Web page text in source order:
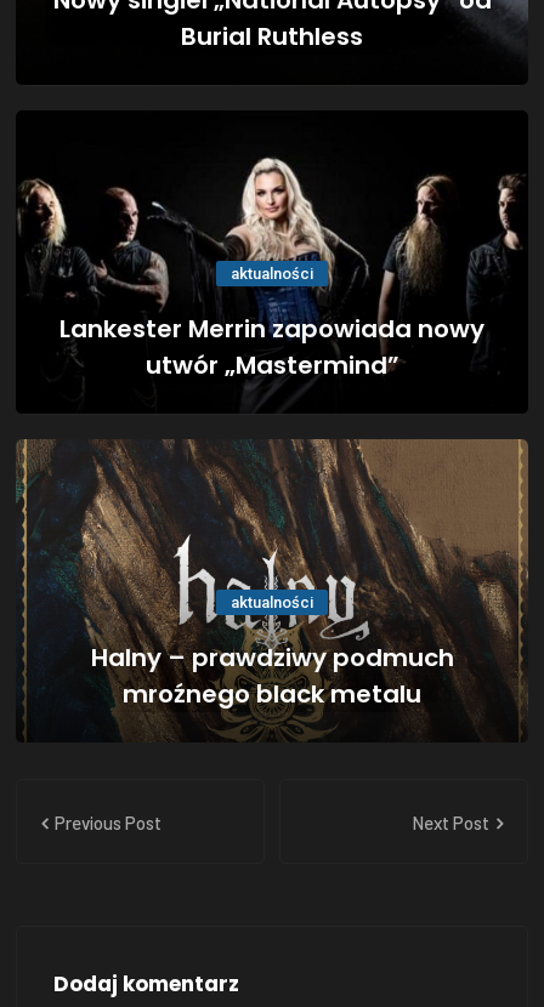
Burial Ruthless
aktualności
Lankester Merrin zapowiada nowy
utwór „Mastermind”
aktualności
Halny – prawdziwy podmuch
mroźnego black metalu
Previous Post Next Post
Dodaj komentarz